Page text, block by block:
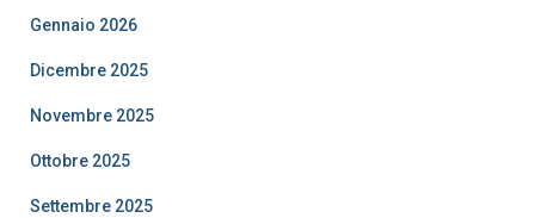
Gennaio 2026
Dicembre 2025
Novembre 2025
Ottobre 2025
Settembre 2025